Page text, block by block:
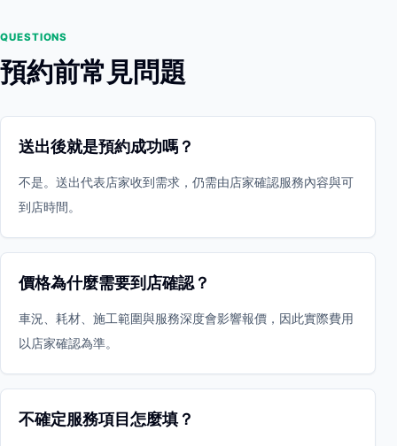
QUESTIONS
預約前常見問題
送出後就是預約成功嗎？
不是。送出代表店家收到需求，仍需由店家確認服務內容與可
到店時間。
價格為什麼需要到店確認？
車況、耗材、施工範圍與服務深度會影響報價，因此實際費用
以店家確認為準。
不確定服務項目怎麼填？